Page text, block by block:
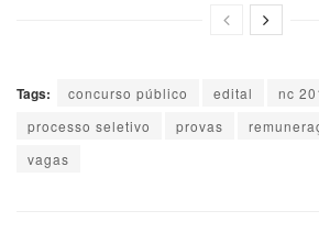
Tags: concurso público edital nc
processo seletivo
provas
vagas